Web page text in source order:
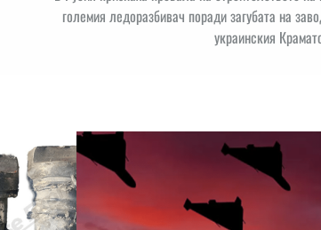
големия ледоразбивач поради загубата на
украинския